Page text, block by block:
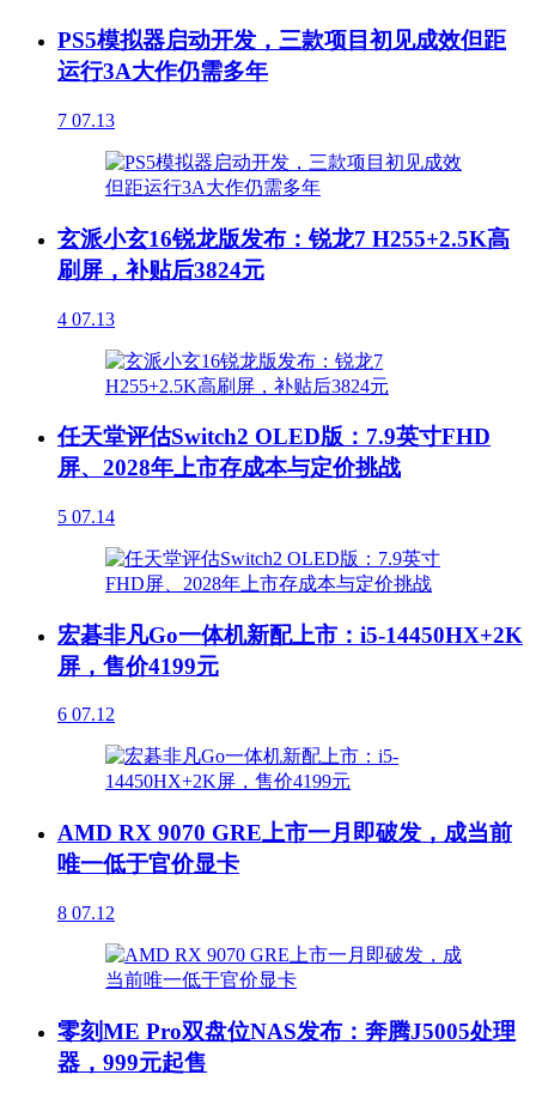
PS5模拟器启动开发，三款项目初见成效但距
运行3A大作仍需多年
7 07.13
玄派小玄16锐龙版发布：锐龙7 H255+2.5K高
刷屏，补贴后3824元
4 07.13
任天堂评估Switch2 OLED版：7.9英寸FHD
屏、2028年上市存成本与定价挑战
5 07.14
宏碁非凡Go一体机新配上市：i5-14450HX+2K
屏，售价4199元
6 07.12
AMD RX 9070 GRE上市一月即破发，成当前
唯一低于官价显卡
8 07.12
零刻ME Pro双盘位NAS发布：奔腾J5005处理
器，999元起售